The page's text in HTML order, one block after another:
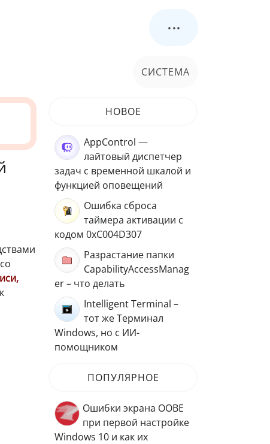
...
СИСТЕМА
НОВОЕ
AppControl —
лайтовый диспетчер
задач с временной шкалой и
функцией оповещений
Ошибка сброса
таймера активации с
кодом 0xC004D307
Разрастание папки
CapabilityAccessManag
er – что делать
Intelligent Terminal –
тот же Терминал
Windows, но с ИИ-
помощником
ПОПУЛЯРНОЕ
Ошибки экрана OOBE
при первой настройке
Windows 10 и как их